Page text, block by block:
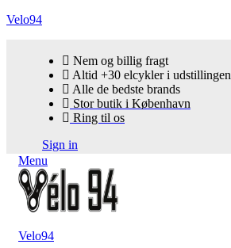
Velo94
Nem og billig fragt
Altid +30 elcykler i udstillingen
Alle de bedste brands
Stor butik i København
Ring til os
Sign in
Menu
Velo94